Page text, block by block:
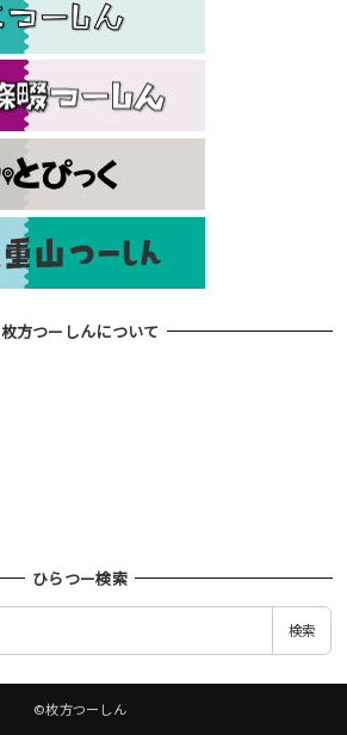
枚方つーしんについて
ひらつー検索
検索
©枚方つーしん